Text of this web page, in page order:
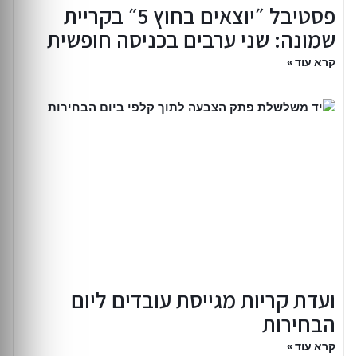
פסטיבל ״יוצאים בחוץ 5״ בקריית
שמונה: שני ערבים בכניסה חופשית
קרא עוד »
ועדת קריות מגייסת עובדים ליום
הבחירות
קרא עוד »